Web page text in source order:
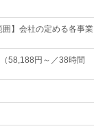
】会社の定める各事業
58,188円～／38時間